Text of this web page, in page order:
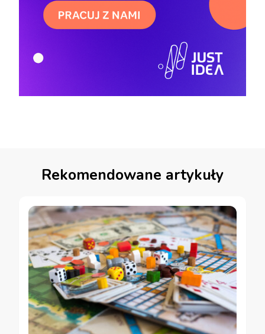
Rekomendowane artykuły